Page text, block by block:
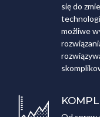
się do
możliwe